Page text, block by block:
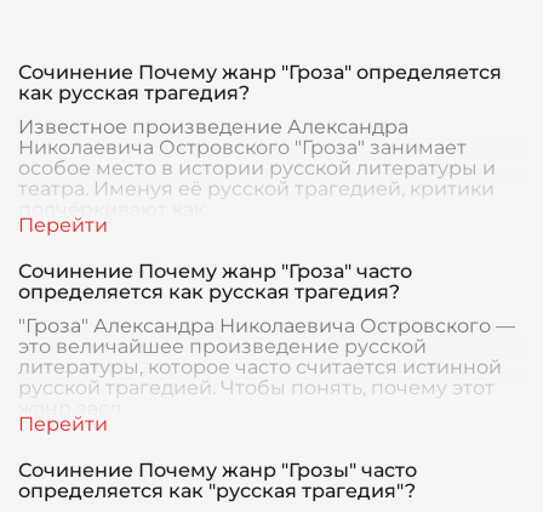
Сочинение Почему жанр "Гроза" определяется
как русская трагедия?
Известное произведение Александра
Николаевича Островского "Гроза" занимает
особое место в истории русской литературы и
театра. Именуя её русской трагедией, критики
Сочинение Почему жанр "Гроза" часто
определяется как русская трагедия?
"Гроза" Александра Николаевича Островского —
это величайшее произведение русской
литературы, которое часто считается истинной
русской трагедией. Чтобы понять, почему этот
Сочинение Почему жанр "Грозы" часто
определяется как "русская трагедия"?